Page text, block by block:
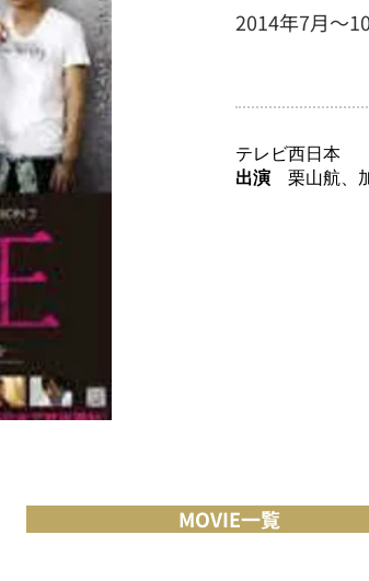
2014年7月～
テレビ西日本
出演 栗山航、
MOVIE一覧